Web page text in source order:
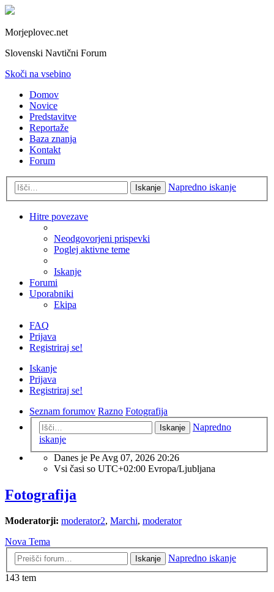
Morjeplovec.net
Slovenski Navtični Forum
Skoči na vsebino
Domov
Novice
Predstavitve
Reportaže
Baza znanja
Kontakt
Forum
Iskanje Napredno iskanje
Hitre povezave
Neodgovorjeni prispevki
Poglej aktivne teme
Iskanje
Forumi
Uporabniki
Ekipa
FAQ
Prijava
Registriraj se!
Iskanje
Prijava
Registriraj se!
Seznam forumov Razno Fotografija
Iskanje
Napredno
iskanje
Danes je Pe Avg 07, 2026 20:26
Vsi časi so UTC+02:00 Evropa/Ljubljana
Fotografija
Moderatorji: moderator2, Marchi, moderator
Nova Tema
Iskanje
Napredno iskanje
143 tem